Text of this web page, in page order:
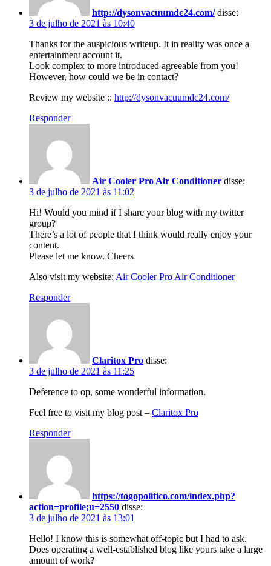
http://dysonvacuumdc24.com/ disse:
3 de julho de 2021 às 10:40
Thanks for the auspicious writeup. It in reality was once a
entertainment account it.
Look complex to more introduced agreeable from you!
However, how could we be in contact?
Review my website :: http://dysonvacuumdc24.com/
Responder
Air Cooler Pro Air Conditioner disse:
3 de julho de 2021 às 11:02
Hi! Would you mind if I share your blog with my twitter
group?
There’s a lot of people that I think would really enjoy your
content.
Please let me know. Cheers
Also visit my website; Air Cooler Pro Air Conditioner
Responder
Claritox Pro disse:
3 de julho de 2021 às 11:25
Deference to op, some wonderful information.
Feel free to visit my blog post – Claritox Pro
Responder
https://togopolitico.com/index.php?
action=profile;u=2550 disse:
3 de julho de 2021 às 13:01
Hello! I know this is somewhat off-topic but I had to ask.
Does operating a well-established blog like yours take a large
amount of work?